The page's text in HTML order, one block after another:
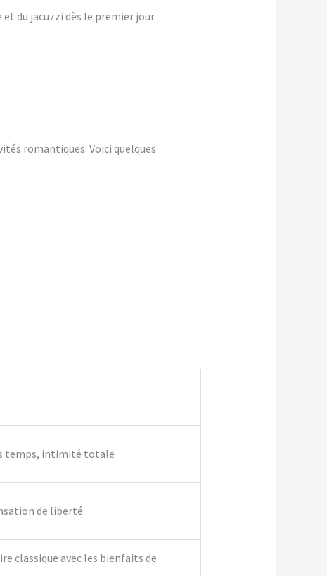
du jacuzzi dès le premier jour.
romantiques. Voici quelques
temps, intimité totale
de liberté
classique avec les bienfaits de